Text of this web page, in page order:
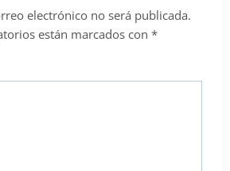
electrónico no será publicada.
están marcados con *